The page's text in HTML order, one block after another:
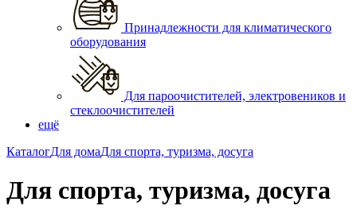
Принадлежности для климатического
оборудования
Для пароочистителей, электровеников и
стеклоочистителей
ещё
КаталогДля домаДля спорта, туризма, досуга
Для спорта, туризма, досуга